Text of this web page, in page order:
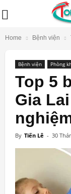
Home Bệnh viện
Bệnh viện Phòng
Top 5
Gia
By Tiến Lê - 30